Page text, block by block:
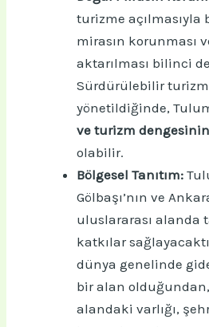
turizme açılmasıyla
mirasın korunması
aktarılması bilinci
Sürdürülebilir
yönetildiğinde,
ve turizm dengesinin
olabilir.
Bölgesel Tanıtım:
Gölbaşı’nın ve
uluslararası alanda
katkılar
dünya genelinde
bir alan olduğundan,
alandaki varlığı,